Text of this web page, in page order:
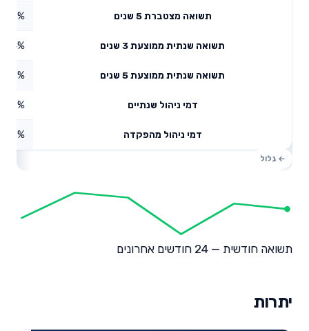
תשואה מצטברת 5 שנים
תשואה שנתית ממוצעת 3 שנים
תשואה שנתית ממוצעת 5 שנים 5.8%
דמי ניהול שנתיים
דמי ניהול מהפקדה
תשואה חודשית — 24 חודשים אחרונים
יתרות